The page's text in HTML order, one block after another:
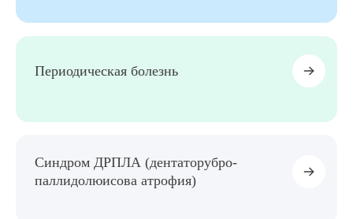
Периодическая болезнь
Синдром ДРПЛА (дентаторубро-
паллидолюисова атрофия)